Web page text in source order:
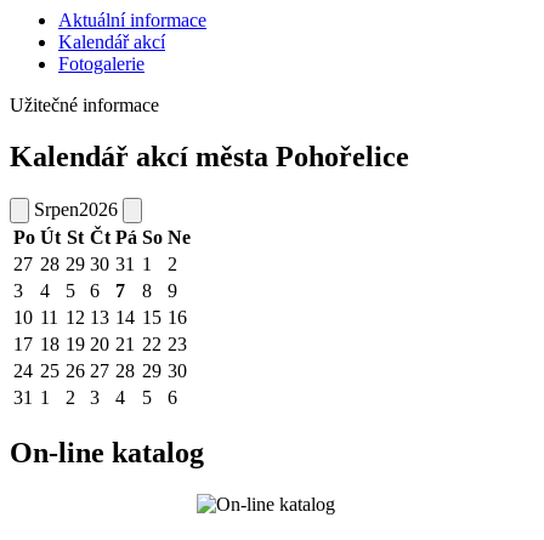
Aktuální informace
Kalendář akcí
Fotogalerie
Užitečné informace
Kalendář akcí města Pohořelice
Srpen2026
Po Út St Čt Pá So Ne
27 28 29 30 31 1
2
3
4 5 6 7 8
9
10 11 12 13 14 15 16
17 18 19 20 21 22 23
24 25 26 27 28 29 30
31 1 2 3 4 5 6
On-line katalog